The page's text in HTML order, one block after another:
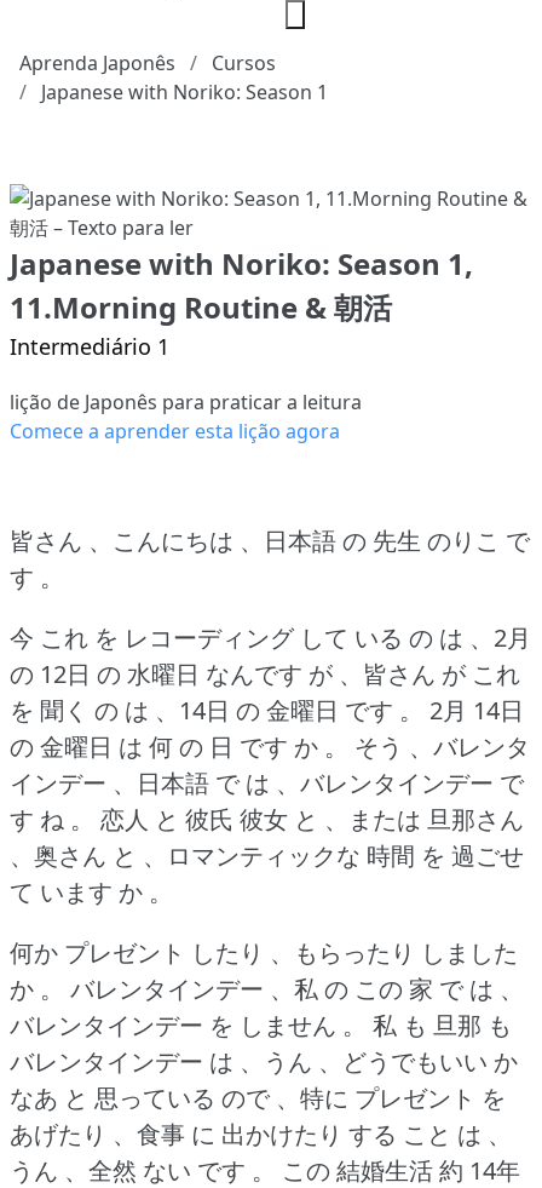
Aprenda Japonês
Cursos
Japanese with Noriko: Season 1
Japanese with Noriko: Season 1,
11.Morning Routine & 朝活
Intermediário 1
lição de Japonês para praticar a leitura
Comece a aprender esta lição agora
皆さん 、こんにちは 、日本語 の 先生 のりこ で
す 。
今 これ を レコーディング して いる の は 、2月
の 12日 の 水曜日 なんです が 、皆さん が これ
を 聞く の は 、14日 の 金曜日 です 。
2月 14日
の 金曜日 は 何 の 日 です か 。
そう 、バレンタ
インデー 、日本語 で は 、バレンタインデー で
す ね 。
恋人 と 彼氏 彼女 と 、または 旦那さん
、奥さん と 、ロマンティックな 時間 を 過ごせ
て います か 。
何か プレゼント したり 、もらったり しました
か 。
バレンタインデー 、私 の この 家 で は 、
バレンタインデー を しません 。
私 も 旦那 も
バレンタインデー は 、うん 、どうでもいい か
なあ と 思っている ので 、特に プレゼント を
あげたり 、食事 に 出かけたり する こと は 、
うん 、全然 ない です 。
この 結婚生活 約 14年